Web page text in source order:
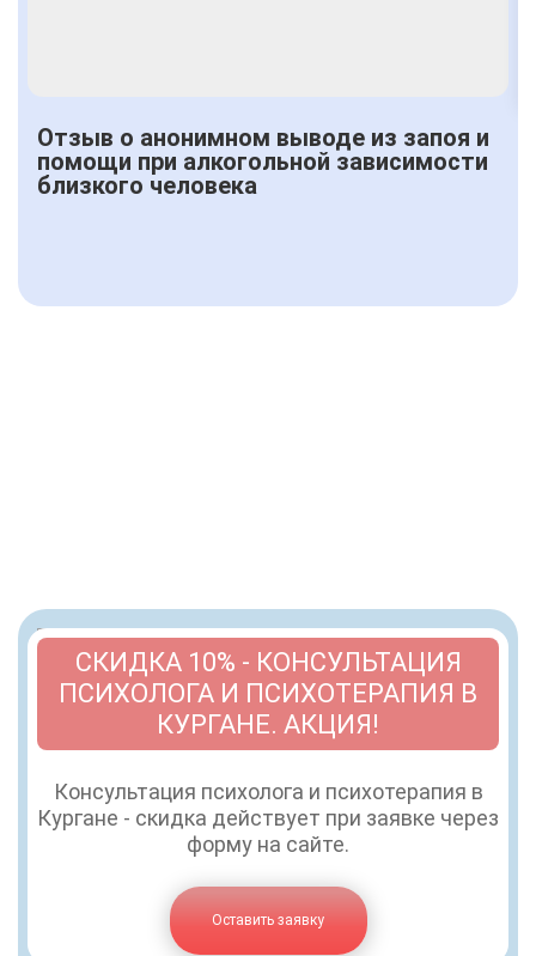
Отзыв о анонимном выводе из запоя и
помощи при алкогольной зависимости
близкого человека
СКИДКА 10% - КОНСУЛЬТАЦИЯ
ПСИХОЛОГА И ПСИХОТЕРАПИЯ В
КУРГАНЕ. АКЦИЯ!
Консультация психолога и психотерапия в
Кургане - скидка действует при заявке через
форму на сайте.
Оставить заявку